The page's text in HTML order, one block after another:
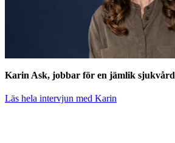
Karin Ask, jobbar för en jämlik sjukvård
Läs hela intervjun med Karin